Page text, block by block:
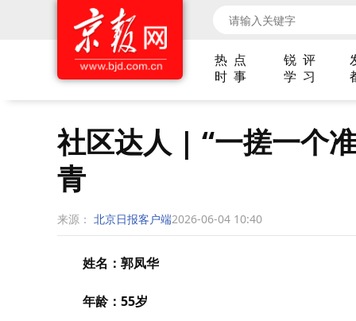
热 点 锐 评
时 事
学 习
社区达人 | “一搓一个
青
来源： 北京日报客户端2026-06-04 10:40
姓名：郭凤华
年龄：55岁